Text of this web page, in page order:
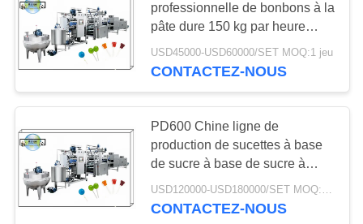
AU
SUJET
DE
NOUS
VISITE
D'USINE
Ligne de production
de crêpes
5
professionnelle de bonbons à la
pâte dure 150 kg par heure
automatique 15-50 kW
USD45000-USD60000/SET MOQ:1 jeu
CONTACTEZ-NOUS
PD600 Chine ligne de
production de sucettes à base
de sucre à base de sucre à
base de sucre à base de sucre
à base de sucre à base de
USD120000-USD180000/SET MOQ:1 jeu
CONTACTEZ-NOUS